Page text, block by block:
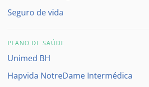
Seguro de vida
PLANO DE SAÚDE
Unimed BH
Hapvida NotreDame Intermédica